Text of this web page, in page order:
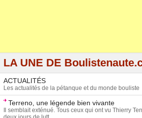
LA UNE DE
ACTUALITÉS
Les actualités de la pétanque et du monde bouliste
Terreno, une légende bien vivante
Il semblait exténué. Tous ceux qui ont vu Thierry